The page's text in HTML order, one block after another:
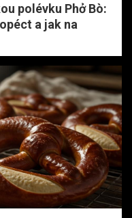
polévku Phở Bò:
a jak na